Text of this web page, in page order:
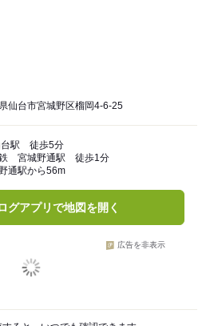
仙台市宮城野区榴岡4-6-25
台駅 徒歩5分
宮城野通駅 徒歩1分
通駅から56m
グアプリで地図を開く
広告を非表示